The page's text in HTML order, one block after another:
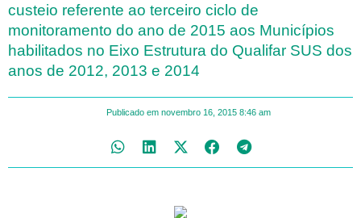
custeio referente ao terceiro ciclo de
monitoramento do ano de 2015 aos Municípios
habilitados no Eixo Estrutura do Qualifar SUS dos
anos de 2012, 2013 e 2014
Publicado em novembro 16, 2015 8:46 am